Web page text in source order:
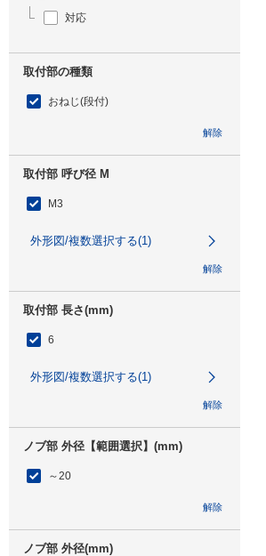
対応
取付部の種類
おねじ(段付)
解除
取付部 呼び径 M
M3
外形図/複数選択する(1)
解除
取付部 長さ(mm)
6
外形図/複数選択する(1)
解除
ノブ部 外径【範囲選択】(mm)
～20
解除
ノブ部 外径(mm)